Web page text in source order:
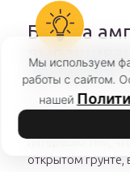
Бакопа
домашних
Бакопа в
популярности
интересно тем,
открытом грунте,
Мы используем
работы с сайтом.
нашей